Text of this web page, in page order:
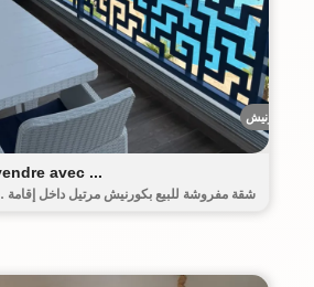
الكورنيش
avec ...
شقة مفروشة للبيع بكورنيش مرتيل داخل إقامة